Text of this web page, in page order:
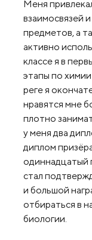
Меня
взаимосвязей
предметов, а
активно
классе я в
этапы по
реге я
нравятся мне
плотно
у меня два
диплом
одиннадцатый
стал
и большой
отбираться в
биологии.